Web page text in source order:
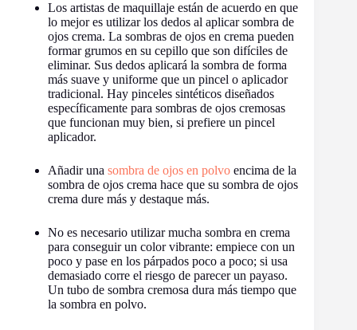
Los artistas de maquillaje están de acuerdo en que
lo mejor es utilizar los dedos al aplicar sombra de
ojos crema. La sombras de ojos en crema pueden
formar grumos en su cepillo que son difíciles de
eliminar. Sus dedos aplicará la sombra de forma
más suave y uniforme que un pincel o aplicador
tradicional. Hay pinceles sintéticos diseñados
específicamente para sombras de ojos cremosas
que funcionan muy bien, si prefiere un pincel
aplicador.
Añadir una sombra de ojos en polvo encima de la
sombra de ojos crema hace que su sombra de ojos
crema dure más y destaque más.
No es necesario utilizar mucha sombra en crema
para conseguir un color vibrante: empiece con un
poco y pase en los párpados poco a poco; si usa
demasiado corre el riesgo de parecer un payaso.
Un tubo de sombra cremosa dura más tiempo que
la sombra en polvo.